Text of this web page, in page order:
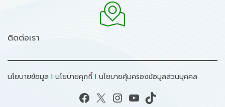
ติดต่อเรา
นโยบายข้อมูล I นโยบายคุกกี้ I นโยบายคุ้มครองข้อมูลส่วนบุคคล
Facebook X Instagram YouTube TikTok